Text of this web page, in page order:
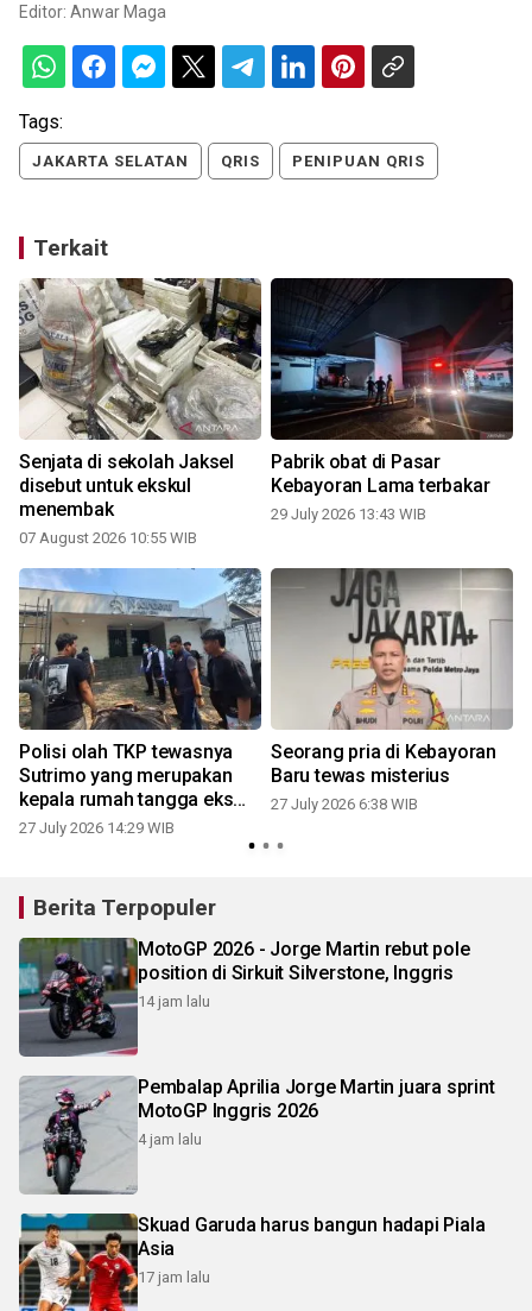
Editor: Anwar Maga
Tags:
JAKARTA SELATAN QRIS PENIPUAN QRIS
Terkait
Senjata di sekolah Jaksel
disebut untuk ekskul
menembak
07 August 2026 10:55 WIB
Pabrik obat di Pasar
Kebayoran Lama terbakar
29 July 2026 13:43 WIB
Polisi olah TKP tewasnya
Sutrimo yang merupakan
kepala rumah tangga eks
Jampidsus
27 July 2026 14:29 WIB
Seorang pria di Kebayoran
Baru tewas misterius
27 July 2026 6:38 WIB
Berita Terpopuler
MotoGP 2026 - Jorge Martin rebut pole
position di Sirkuit Silverstone, Inggris
14 jam lalu
Pembalap Aprilia Jorge Martin juara sprint
MotoGP Inggris 2026
4 jam lalu
Skuad Garuda harus bangun hadapi Piala
Asia
17 jam lalu